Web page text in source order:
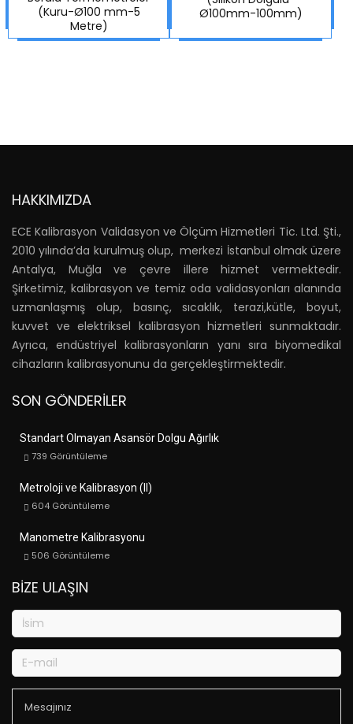
(Kuru-Ø100 mm-5
Metre)
Ø100mm-100mm)
HAKKIMIZDA
ECE Kalibrasyon Validasyon ve Ölçüm Hizmetleri Tic. Ltd. Şti.,
2010 yılında’da kurulmuş olup, merkezi İstanbul olmak üzere
Antalya, Muğla ve çevre illere hizmet vermektedir.
Şirketimiz, kalibrasyon ve temiz oda validasyonları alanında
uzmanlaşmış olup, basınç, sıcaklık, terazi,kütle, boyut,
kuvvet ve elektriksel kalibrasyon hizmetleri sunmaktadır.
Ayrıca, endüstriyel kalibrasyonların yanı sıra biyomedikal
cihazların kalibrasyonunu da gerçekleştirmektedir.
SON GÖNDERILER
Standart Olmayan Asansör Dolgu Ağırlık
739 Görüntüleme
Metroloji ve Kalibrasyon (II)
604 Görüntüleme
Manometre Kalibrasyonu
506 Görüntüleme
BIZE ULAŞIN